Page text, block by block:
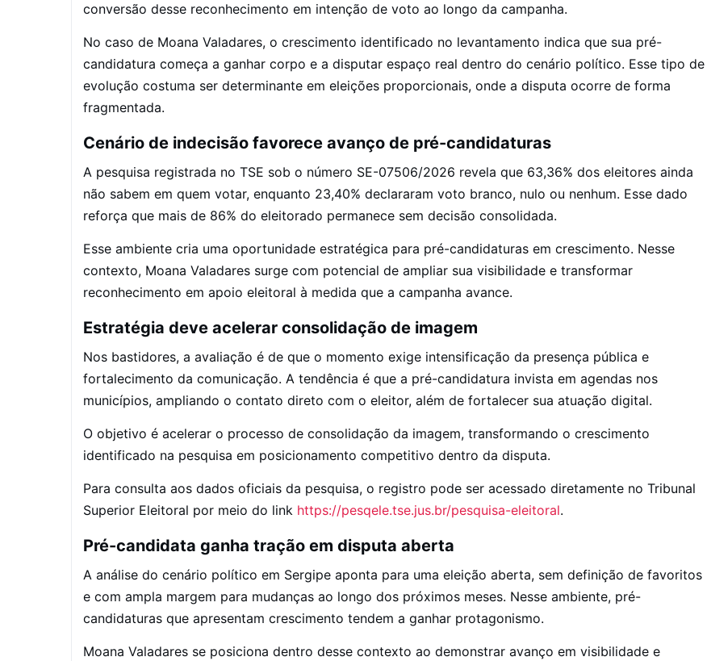
conversão desse reconhecimento em intenção de voto ao longo da campanha.
No caso de Moana Valadares, o crescimento identificado no levantamento indica que sua pré-
candidatura começa a ganhar corpo e a disputar espaço real dentro do cenário político. Esse tipo de
evolução costuma ser determinante em eleições proporcionais, onde a disputa ocorre de forma
fragmentada.
Cenário de indecisão favorece avanço de pré-candidaturas
A pesquisa registrada no TSE sob o número SE-07506/2026 revela que 63,36% dos eleitores ainda
não sabem em quem votar, enquanto 23,40% declararam voto branco, nulo ou nenhum. Esse dado
reforça que mais de 86% do eleitorado permanece sem decisão consolidada.
Esse ambiente cria uma oportunidade estratégica para pré-candidaturas em crescimento. Nesse
contexto, Moana Valadares surge com potencial de ampliar sua visibilidade e transformar
reconhecimento em apoio eleitoral à medida que a campanha avance.
Estratégia deve acelerar consolidação de imagem
Nos bastidores, a avaliação é de que o momento exige intensificação da presença pública e
fortalecimento da comunicação. A tendência é que a pré-candidatura invista em agendas nos
municípios, ampliando o contato direto com o eleitor, além de fortalecer sua atuação digital.
O objetivo é acelerar o processo de consolidação da imagem, transformando o crescimento
identificado na pesquisa em posicionamento competitivo dentro da disputa.
Para consulta aos dados oficiais da pesquisa, o registro pode ser acessado diretamente no Tribunal
Superior Eleitoral por meio do link https://pesqele.tse.jus.br/pesquisa-eleitoral.
Pré-candidata ganha tração em disputa aberta
A análise do cenário político em Sergipe aponta para uma eleição aberta, sem definição de favoritos
e com ampla margem para mudanças ao longo dos próximos meses. Nesse ambiente, pré-
candidaturas que apresentam crescimento tendem a ganhar protagonismo.
Moana Valadares se posiciona dentro desse contexto ao demonstrar avanço em visibilidade e